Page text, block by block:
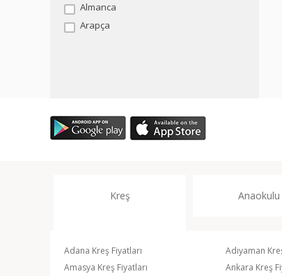
Almanca
Arapça
Kreş Anaokulu
Adana Kreş Fiyatları Adıyaman
Amasya Kreş Fiyatları
Ankara Kreş